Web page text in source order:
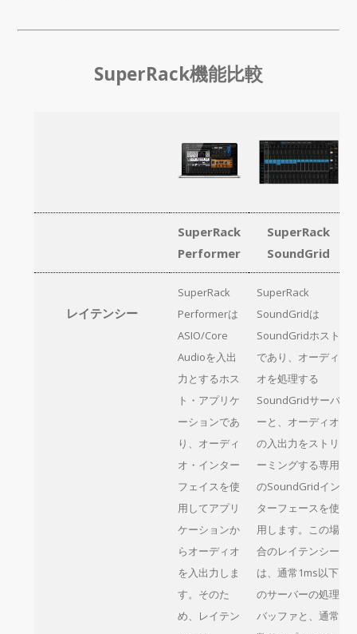
SuperRack機能比較
SuperRack
Performer
SuperRack
SoundGrid
レイテンシー
SuperRack
Performerは
ASIO/Core
Audioを入出
力とするホス
ト・アプリケ
ーションであ
り、オーディ
オ・インター
フェイスを使
用してアプリ
ケーションか
らオーディオ
を入出力しま
す。そのた
め、レイテン
SuperRack
SoundGridは
SoundGridホスト
であり、オーディ
オを処理する
SoundGridサーバ
ーと、オーディオ
の入出力をストリ
ーミングする専用
のSoundGridイン
ターフェースを使
用します。この場
合のレイテンシー
は、通常1ms以下
のサーバーの処理
バッファと、通常